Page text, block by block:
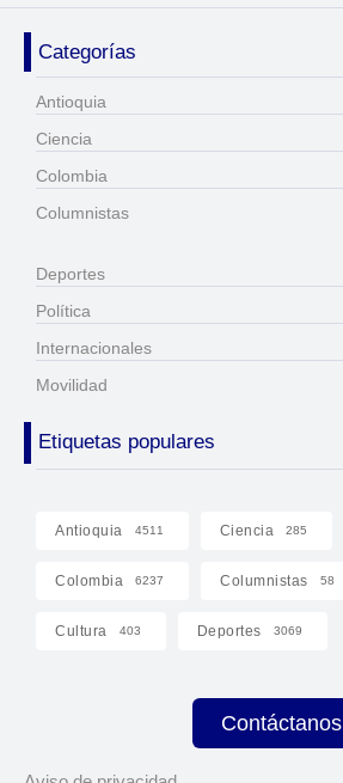
Categorías
Antioquia
Ciencia
Colombia
Columnistas
Deportes
Política
Internacionales
Movilidad
Etiquetas populares
Antioquia 4511 Ciencia 285
Colombia 6237 Columnistas 58
Cultura 403 Deportes 3069
Contáctanos